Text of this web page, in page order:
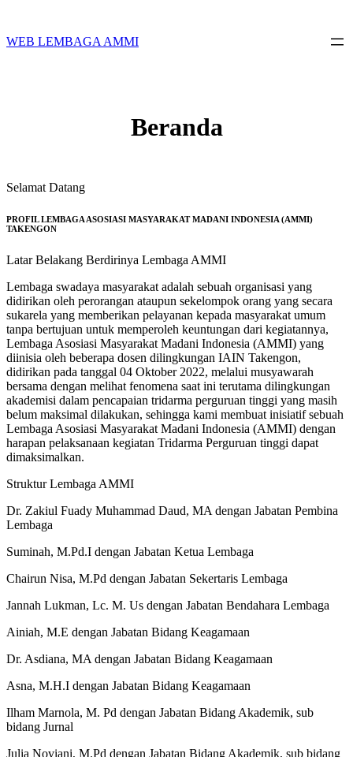
content
WEB LEMBAGA AMMI
Beranda
Selamat Datang
PROFIL LEMBAGA ASOSIASI MASYARAKAT MADANI INDONESIA (AMMI)
TAKENGON
Latar Belakang Berdirinya Lembaga AMMI
Lembaga swadaya masyarakat adalah sebuah organisasi yang
didirikan oleh perorangan ataupun sekelompok orang yang secara
sukarela yang memberikan pelayanan kepada masyarakat umum
tanpa bertujuan untuk memperoleh keuntungan dari kegiatannya,
Lembaga Asosiasi Masyarakat Madani Indonesia (AMMI) yang
diinisia oleh beberapa dosen dilingkungan IAIN Takengon,
didirikan pada tanggal 04 Oktober 2022, melalui musyawarah
bersama dengan melihat fenomena saat ini terutama dilingkungan
akademisi dalam pencapaian tridarma perguruan tinggi yang masih
belum maksimal dilakukan, sehingga kami membuat inisiatif sebuah
Lembaga Asosiasi Masyarakat Madani Indonesia (AMMI) dengan
harapan pelaksanaan kegiatan Tridarma Perguruan tinggi dapat
dimaksimalkan.
Struktur Lembaga AMMI
Dr. Zakiul Fuady Muhammad Daud, MA dengan Jabatan Pembina
Lembaga
Suminah, M.Pd.I dengan Jabatan Ketua Lembaga
Chairun Nisa, M.Pd dengan Jabatan Sekertaris Lembaga
Jannah Lukman, Lc. M. Us dengan Jabatan Bendahara Lembaga
Ainiah, M.E dengan Jabatan Bidang Keagamaan
Dr. Asdiana, MA dengan Jabatan Bidang Keagamaan
Asna, M.H.I dengan Jabatan Bidang Keagamaan
Ilham Marnola, M. Pd dengan Jabatan Bidang Akademik, sub
bidang Jurnal
Julia Noviani, M.Pd dengan Jabatan Bidang Akademik, sub bidang